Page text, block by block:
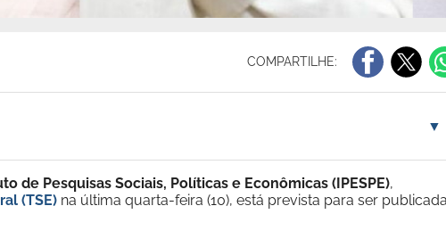
COMPARTILHE:
▼
de Pesquisas Sociais, Políticas e Econômicas (IPESPE),
(TSE) na última quarta-feira (10), está prevista para ser